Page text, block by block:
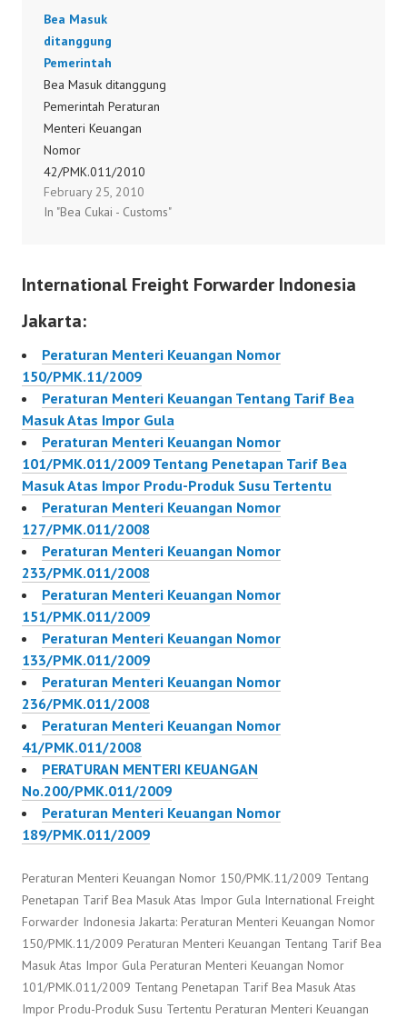
Peraturan Menteri
Keuangan Nomor
114/PMK.011/2011
Peraturan Menteri
Keuangan Nomor
115/PMK.011/2011
Peraturan Menteri
Keuangan Nomor
116/PMK.011/2011Per
aturan Menteri
Peraturan Menteri
104/PMK.011/2011
Peraturan Menteri
Keuangan Nomor
105/PMK.11/2011
Peraturan Menteri
Keuangan Nomor
106/PMK.011/2011
Peraturan…
Bea Masuk
ditanggung
Pemerintah
Bea Masuk ditanggung
Pemerintah Peraturan
Menteri Keuangan
Nomor
42/PMK.011/2010
Peraturan Menteri
Keuangan Nomor
Keuangan Nomor
Peraturan Menteri
Keuangan Nomor
46/PMK.011/2010
Peraturan Menteri
Keuangan Nomor
47/PMK.011/2010
Peraturan Menteri
Keuangan Nomor
49/PMK.011/2010
Peraturan Menteri
Keuangan Nomor
54/PMK.011/2010
Peraturan Menteri
Keuangan Nomor
55/PMK.011/2010
Peraturan Menteri
Keuangan Nomor
50/PMK.011/2010
Peraturan…
February 25, 2010
In "Bea Cukai - Customs"
International Freight Forwarder Indonesia
Jakarta:
Peraturan Menteri Keuangan Nomor
150/PMK.11/2009
Peraturan Menteri Keuangan Tentang Tarif Bea
Masuk Atas Impor Gula
Peraturan Menteri Keuangan Nomor
101/PMK.011/2009 Tentang Penetapan Tarif Bea
Masuk Atas Impor Produ-Produk Susu Tertentu
Peraturan Menteri Keuangan Nomor
127/PMK.011/2008
Peraturan Menteri Keuangan Nomor
233/PMK.011/2008
Peraturan Menteri Keuangan Nomor
151/PMK.011/2009
Peraturan Menteri Keuangan Nomor
133/PMK.011/2009
Peraturan Menteri Keuangan Nomor
236/PMK.011/2008
Peraturan Menteri Keuangan Nomor
41/PMK.011/2008
PERATURAN MENTERI KEUANGAN
No.200/PMK.011/2009
Peraturan Menteri Keuangan Nomor
189/PMK.011/2009
Peraturan Menteri Keuangan Nomor 150/PMK.11/2009 Tentang
Penetapan Tarif Bea Masuk Atas Impor Gula International Freight
Forwarder Indonesia Jakarta: Peraturan Menteri Keuangan Nomor
150/PMK.11/2009 Peraturan Menteri Keuangan Tentang Tarif Bea
Masuk Atas Impor Gula Peraturan Menteri Keuangan Nomor
101/PMK.011/2009 Tentang Penetapan Tarif Bea Masuk Atas
Impor Produ-Produk Susu Tertentu Peraturan Menteri Keuangan